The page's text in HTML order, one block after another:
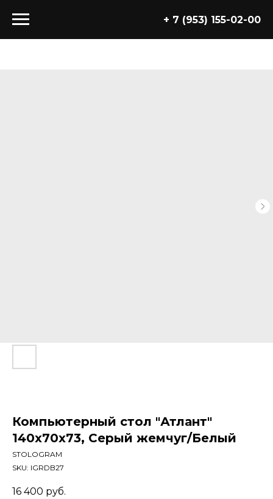
+ 7 (953) 155-02-00
Компьютерный стол "Атлант"
140x70x73, Серый жемчуг/Белый
STOLOGRAM
SKU: IGRDB27
16 400 руб.